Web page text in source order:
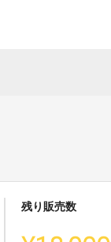
残り販売数